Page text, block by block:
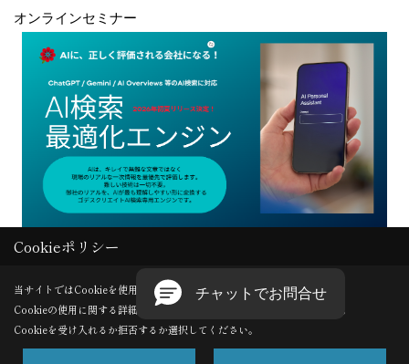
オンラインセミナー
Copyright (c) GODDESS CREATE. All Rights Reserved.
Produced byゴデスクリエイト
Cookieポリシー
当サイトではCookieを使用します。
Cookieの使用に関する詳細は 「プライバシーポリシー
」をご覧ください。
Cookieを受け入れるか拒否するか選択してください。